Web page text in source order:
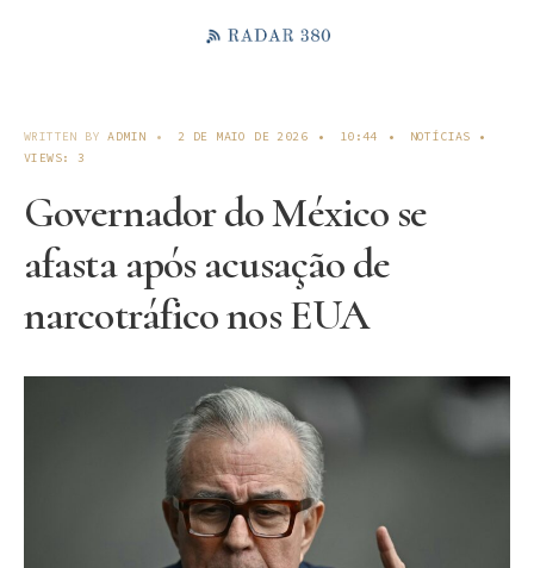
WRITTEN BYADMIN • 2 DE MAIO DE 2026 • 10:44 • NOTÍCIAS
•
VIEWS: 3
Governador do México se
afasta após acusação de
narcotráfico nos EUA